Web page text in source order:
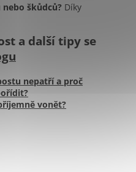
nebo škůdců? Díky
a další tipy se
nepatří a proč
vonět?